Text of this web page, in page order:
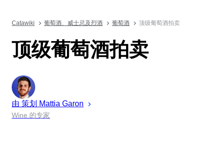
Catawiki 葡萄酒、威士忌及烈酒 葡萄酒 顶级葡萄酒拍卖
顶级葡萄酒拍卖
由 策划 Mattia Garon
Wine 的专家